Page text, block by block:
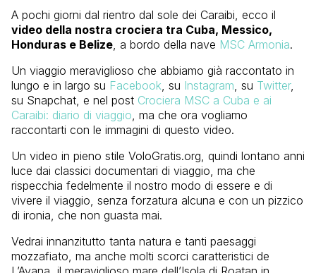
A pochi giorni dal rientro dal sole dei Caraibi, ecco il
video della nostra crociera tra Cuba, Messico,
Honduras e Belize , a bordo della nave MSC Armonia.
Un viaggio meraviglioso che abbiamo già raccontato in
lungo e in largo su Facebook , su Instagram , su Twitter,
su Snapchat, e nel post Crociera MSC a Cuba e ai
Caraibi: diario di viaggio , ma che ora vogliamo
raccontarti con le immagini di questo video.
Un video in pieno stile VoloGratis.org, quindi lontano anni
luce dai classici documentari di viaggio, ma che
rispecchia fedelmente il nostro modo di essere e di
vivere il viaggio, senza forzatura alcuna e con un pizzico
di ironia, che non guasta mai.
Vedrai innanzitutto tanta natura e tanti paesaggi
mozzafiato, ma anche molti scorci caratteristici de